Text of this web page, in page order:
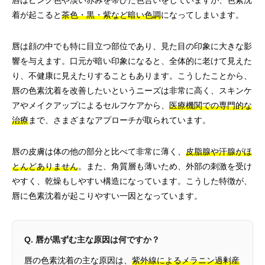
着が起こると茶色・黒・紫など暗い色調になってしまいます。
唇は顔の中でも特に目立つ部位であり、見た目の印象に大きな影
響を与えます。口元が暗い印象になると、全体的に老けて見えた
り、不健康に見えたりすることもあります。こうしたことから、
唇の色素沈着を改善したいというニーズは非常に高く、スキンケ
アやメイクアップによるセルフケアから、 医療機関での専門的な
治療まで、さまざまなアプローチが取られています。
唇の皮膚は体の他の部分と比べて非常に薄く、 皮脂腺や汗腺がほ
とんどありません。また、角質層も薄いため、外部の刺激を受け
やすく、乾燥もしやすい構造になっています。こうした特徴が、
唇に色素沈着が起こりやすい一因となっています。
Q. 唇が黒ずむ主な原因は何ですか？
唇の色素沈着の主な原因は、 紫外線によるメラニン過剰産